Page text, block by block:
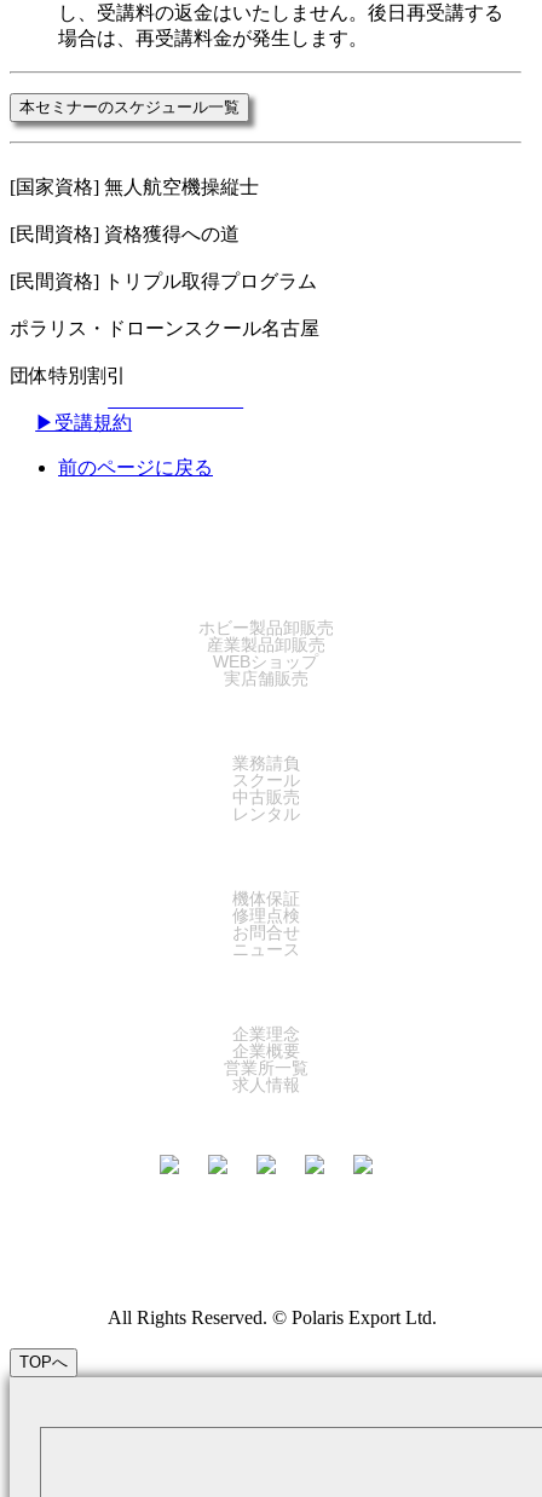
し、受講料の返金はいたしません。後日再受講する
場合は、再受講料金が発生します。
本セミナーのスケジュール一覧
[国家資格] 無人航空機操縦士
[民間資格] 資格獲得への道
[民間資格] トリプル取得プログラム
ポラリス・ドローンスクール名古屋
団体特別割引
▶︎受講規約
前のページに戻る
ホビー製品卸販売
産業製品卸販売
WEBショップ
実店舗販売
業務請負
スクール
中古販売
レンタル
機体保証
修理点検
お問合せ
ニュース
企業理念
企業概要
営業所一覧
求人情報
All Rights Reserved. © Polaris Export Ltd.
TOPへ